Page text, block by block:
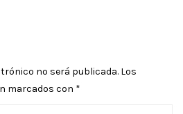
no será publicada. Los
marcados con *